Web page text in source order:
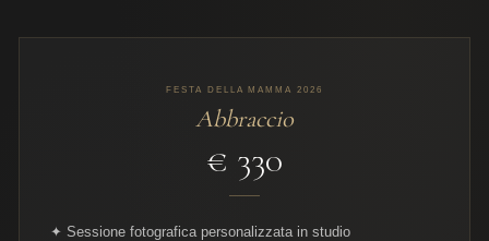
FESTA DELLA MAMMA 2026
Abbraccio
€ 330
✦ Sessione fotografica personalizzata in studio